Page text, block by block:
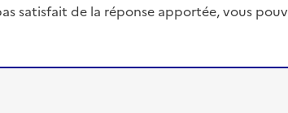
satisfait de la réponse apportée, vous